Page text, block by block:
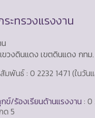
ระทรวงแรงงาน
วงดินแดง เขตดินแดง กทม
มพันธ์ : 0 2232 1471 (ในวันแ
ข์/ร้องเรียนด้านแรงงาน : 0
ด 5